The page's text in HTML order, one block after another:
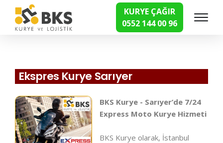
KURYE ÇAĞIR
0552 144 00 96
Hızlı Kurye Hizmetleri
Ekspres Kurye Sarıyer
BKS Kurye - Sarıyer’de 7/24
Express Moto Kurye Hizmeti
BKS Kurye olarak, İstanbul